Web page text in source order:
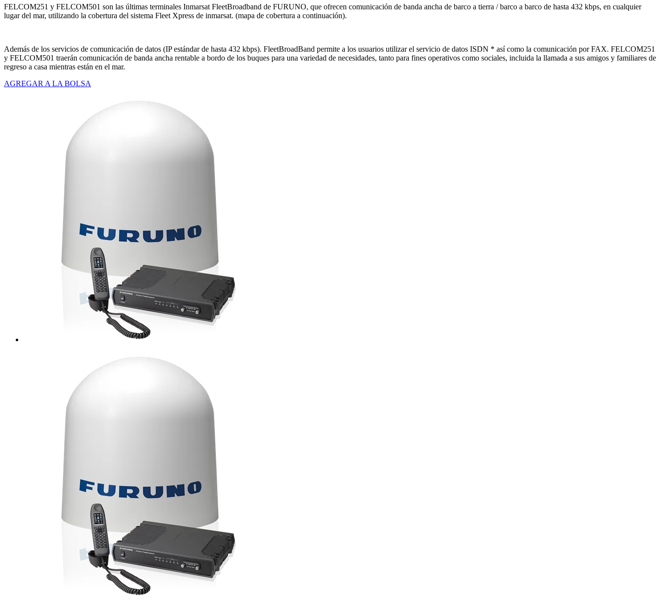
FELCOM251 y FELCOM501 son las últimas terminales Inmarsat FleetBroadband de FURUNO, que ofrecen comunicación de banda ancha de barco a tierra / barco a barco de hasta 432 kbps, en cualquier
lugar del mar, utilizando la cobertura del sistema Fleet Xpress de inmarsat. (mapa de cobertura a continuación).
Además de los servicios de comunicación de datos (IP estándar de hasta 432 kbps). FleetBroadBand permite a los usuarios utilizar el servicio de datos ISDN * así como la comunicación por FAX. FELCOM251
y FELCOM501 traerán comunicación de banda ancha rentable a bordo de los buques para una variedad de necesidades, tanto para fines operativos como sociales, incluida la llamada a sus amigos y familiares de
regreso a casa mientras están en el mar.
AGREGAR A LA BOLSA